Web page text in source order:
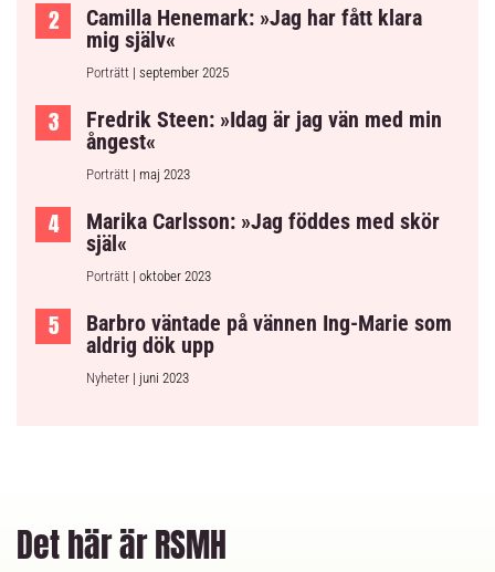
Camilla Henemark: »Jag har fått klara
mig själv«
Porträtt | september 2025
Fredrik Steen: »Idag är jag vän med min
ångest«
Porträtt | maj 2023
Marika Carlsson: »Jag föddes med skör
själ«
Porträtt | oktober 2023
Barbro väntade på vännen Ing-Marie som
aldrig dök upp
Nyheter | juni 2023
Det här är RSMH